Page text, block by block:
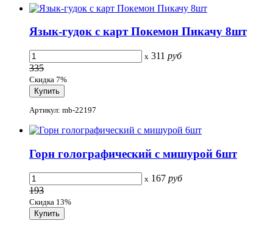
Язык-гудок с карт Покемон Пикачу 8шт
x 311 руб
335
Скидка 7%
Артикул: mb-22197
Горн голографический с мишурой 6шт
x 167 руб
193
Скидка 13%